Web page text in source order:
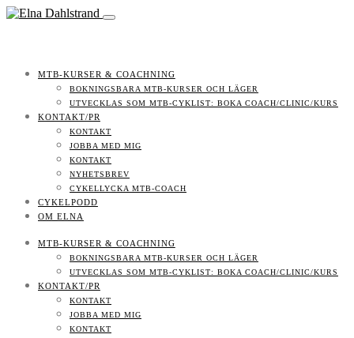
MTB-KURSER & COACHNING
BOKNINGSBARA MTB-KURSER OCH LÄGER
UTVECKLAS SOM MTB-CYKLIST: BOKA COACH/CLINIC/KURS
KONTAKT/PR
KONTAKT
JOBBA MED MIG
KONTAKT
NYHETSBREV
CYKELLYCKA MTB-COACH
CYKELPODD
OM ELNA
MTB-KURSER & COACHNING
BOKNINGSBARA MTB-KURSER OCH LÄGER
UTVECKLAS SOM MTB-CYKLIST: BOKA COACH/CLINIC/KURS
KONTAKT/PR
KONTAKT
JOBBA MED MIG
KONTAKT